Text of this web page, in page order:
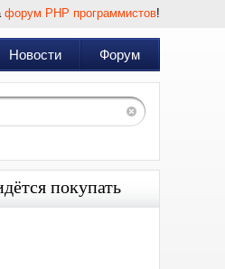
форум PHP программистов!
Новости Форум
покупать